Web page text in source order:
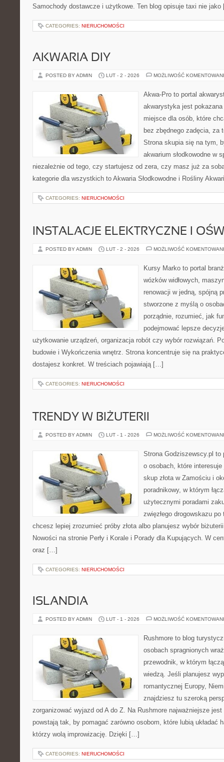
Samochody dostawcze i użytkowe. Ten blog opisuje taxi nie
CATEGORIES: NIERUCHOMOŚCI
AKWARIA DIY
POSTED BY ADMIN LUT - 2 - 2026 MOŻLIWOŚĆ
Akwa-Pro to portal
akwarystyka jest
miejsce dla osób, które
bez zbędnego zadęcia, za
Strona skupia się na tym,
akwarium słodkowodne w
niezależnie od tego, czy startujesz od zera, czy masz już za
kategorie dla wszystkich to Akwaria Słodkowodne i Rośliny
CATEGORIES: NIERUCHOMOŚCI
INSTALACJE ELEKTRYCZNE I
POSTED BY ADMIN LUT - 2 - 2026 MOŻLIWOŚĆ
Kursy Marko to portal
wózków widłowych,
renowacji w jedną, spójną
stworzone z myślą o
porządnie, rozumieć, jak
podejmować lepsze
użytkowanie urządzeń, organizacja robót czy wybór rozwiązań.
budowie i Wykończenia wnętrz. Strona koncentruje się na
dostajesz konkret. W treściach pojawiają […]
CATEGORIES: NIERUCHOMOŚCI
TRENDY W BIŻUTERII
POSTED BY ADMIN LUT - 1 - 2026 MOŻLIWOŚĆ
Strona Godziszewscy.pl to
o osobach, które
skup złota w Zamościu i
poradnikowy, w którym
użytecznymi poradami
zwięzłego drogowskazu
chcesz lepiej zrozumieć próby złota albo planujesz wybór
Nowości na stronie Perły i Korale i Porady dla Kupujących. W
oraz […]
CATEGORIES: NIERUCHOMOŚCI
ISLANDIA
POSTED BY ADMIN LUT - 1 - 2026 MOŻLIWOŚĆ
Rushmore to blog
osobach spragnionych
przewodnik, w którym
wiedzą. Jeśli planujesz
romantycznej Europy,
znajdziesz tu szeroką
zorganizować wyjazd od A do Z. Na Rushmore najważniejsze
powstają tak, by pomagać zarówno osobom, które lubią układać
którzy wolą improwizację. Dzięki […]
CATEGORIES: NIERUCHOMOŚCI